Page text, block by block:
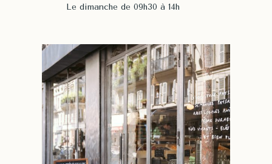
Le dimanche de 09h30 à 14h